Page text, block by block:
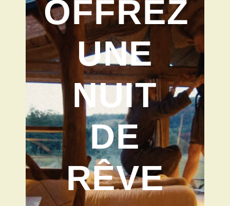
OFFREZ
UNE
NUIT
DE
RÊVE